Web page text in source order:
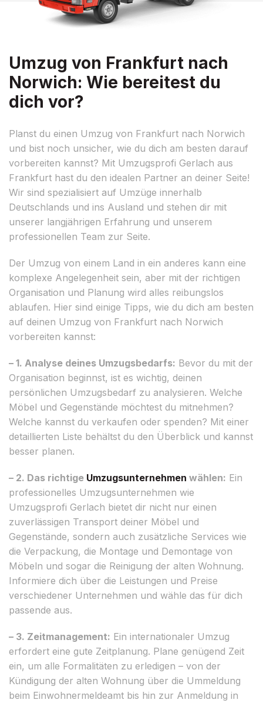
Umzug von Frankfurt nach
Norwich: Wie bereitest du
dich vor?
Planst du einen Umzug von Frankfurt nach Norwich
und bist noch unsicher, wie du dich am besten darauf
vorbereiten kannst? Mit Umzugsprofi Gerlach aus
Frankfurt hast du den idealen Partner an deiner Seite!
Wir sind spezialisiert auf Umzüge innerhalb
Deutschlands und ins Ausland und stehen dir mit
unserer langjährigen Erfahrung und unserem
professionellen Team zur Seite.
Der Umzug von einem Land in ein anderes kann eine
komplexe Angelegenheit sein, aber mit der richtigen
Organisation und Planung wird alles reibungslos
ablaufen. Hier sind einige Tipps, wie du dich am besten
auf deinen Umzug von Frankfurt nach Norwich
vorbereiten kannst:
– 1. Analyse deines Umzugsbedarfs: Bevor du mit der
Organisation beginnst, ist es wichtig, deinen
persönlichen Umzugsbedarf zu analysieren. Welche
Möbel und Gegenstände möchtest du mitnehmen?
Welche kannst du verkaufen oder spenden? Mit einer
detaillierten Liste behältst du den Überblick und kannst
besser planen.
– 2. Das richtige Umzugsunternehmen wählen: Ein
professionelles Umzugsunternehmen wie
Umzugsprofi Gerlach bietet dir nicht nur einen
zuverlässigen Transport deiner Möbel und
Gegenstände, sondern auch zusätzliche Services wie
die Verpackung, die Montage und Demontage von
Möbeln und sogar die Reinigung der alten Wohnung.
Informiere dich über die Leistungen und Preise
verschiedener Unternehmen und wähle das für dich
passende aus.
– 3. Zeitmanagement: Ein internationaler Umzug
erfordert eine gute Zeitplanung. Plane genügend Zeit
ein, um alle Formalitäten zu erledigen – von der
Kündigung der alten Wohnung über die Ummeldung
beim Einwohnermeldeamt bis hin zur Anmeldung in